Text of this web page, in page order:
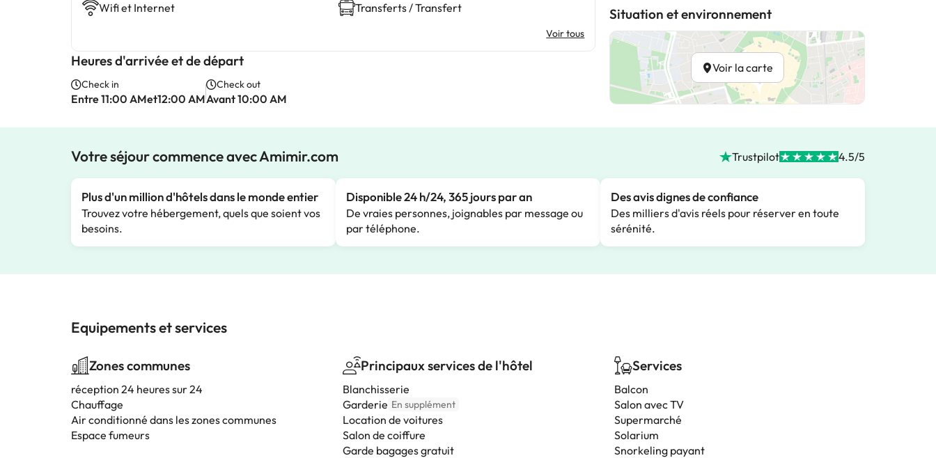
Wifi et Internet Transferts / Transfert
Voir tous
Heures d'arrivée et de départ
Check in
Entre 11:00 AMet12:00 AM
Check out
Avant 10:00 AM
Situation et environnement
Voir la carte
Votre séjour commence avec Amimir.com Trustpilot 4.5/5
Plus d'un million d'hôtels dans le monde entier
Trouvez votre hébergement, quels que soient vos
besoins.
Disponible 24 h/24, 365 jours par an
De vraies personnes, joignables par message ou
par téléphone.
Des avis dignes de confiance
Des milliers d'avis réels pour réserver en toute
sérénité.
Equipements et services
Zones communes
réception 24 heures sur 24
Chauffage
Air conditionné dans les zones communes
Espace fumeurs
Principaux services de l'hôtel
Blanchisserie
Garderie En supplément
Location de voitures
Salon de coiffure
Garde bagages gratuit
Services
Balcon
Salon avec TV
Supermarché
Solarium
Snorkeling payant